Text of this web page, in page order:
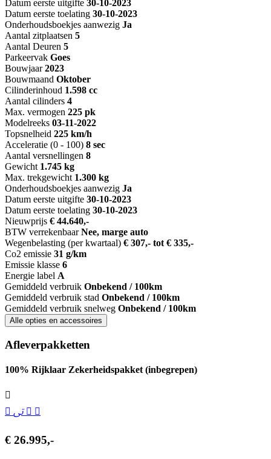
Datum eerste uitgifte 30-10-2023
Datum eerste toelating 30-10-2023
Onderhoudsboekjes aanwezig Ja
Aantal zitplaatsen 5
Aantal Deuren 5
Parkeervak Goes
Bouwjaar 2023
Bouwmaand Oktober
Cilinderinhoud 1.598 cc
Aantal cilinders 4
Max. vermogen 225 pk
Modelreeks 03-11-2022
Topsnelheid 225 km/h
Acceleratie (0 - 100) 8 sec
Aantal versnellingen 8
Gewicht 1.745 kg
Max. trekgewicht 1.300 kg
Onderhoudsboekjes aanwezig Ja
Datum eerste uitgifte 30-10-2023
Datum eerste toelating 30-10-2023
Nieuwprijs € 44.640,-
BTW verrekenbaar Nee, marge auto
Wegenbelasting (per kwartaal) € 307,- tot € 335,-
Co2 emissie 31 g/km
Emissie klasse 6
Energie label A
Gemiddeld verbruik Onbekend / 100km
Gemiddeld verbruik stad Onbekend / 100km
Gemiddeld verbruik snelweg Onbekend / 100km
Alle opties en accessoires
Afleverpakketten
100% Rijklaar Zekerheidspakket (inbegrepen)
€ 26.995,-